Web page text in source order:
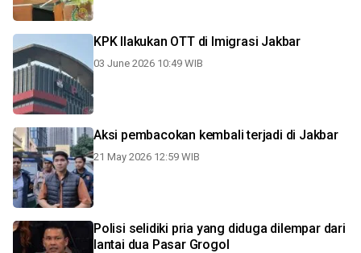
KPK llakukan OTT di Imigrasi Jakbar
03 June 2026 10:49 WIB
Aksi pembacokan kembali terjadi di Jakbar
21 May 2026 12:59 WIB
Polisi selidiki pria yang diduga dilempar dari
lantai dua Pasar Grogol